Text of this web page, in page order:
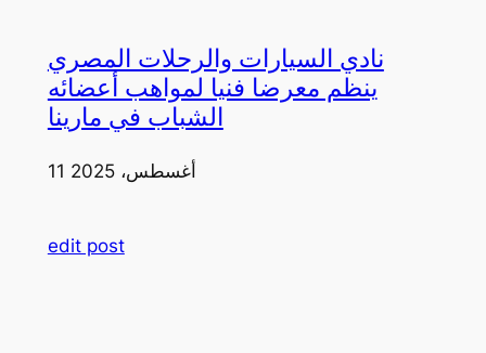
نادي السيارات والرحلات المصري
ينظم معرضا فنيا لمواهب أعضائه
الشباب في مارينا
11 أغسطس، 2025
edit post